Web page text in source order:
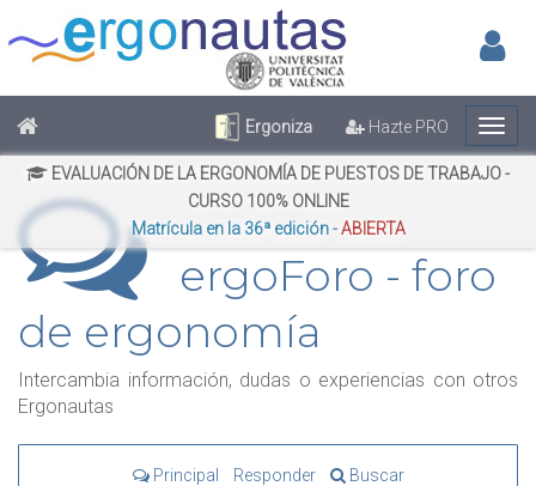
Ergoniza Hazte PRO
EVALUACIÓN DE LA ERGONOMÍA DE PUESTOS DE TRABAJO -
CURSO 100% ONLINE
Matrícula en la 36ª edición -ABIERTA
ergoForo - foro
de ergonomía
Intercambia información, dudas o experiencias con otros
Ergonautas
Principal Responder Buscar